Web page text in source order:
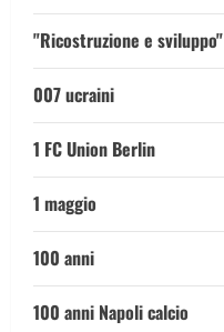
"Ricostruzione e sviluppo"
007 ucraini
1 FC Union Berlin
1 maggio
100 anni
100 anni Napoli calcio